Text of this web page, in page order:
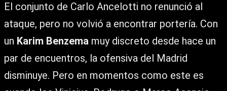
El conjunto de Carlo Ancelotti no renunció al
ataque, pero no volvió a encontrar portería. Con
un Karim Benzema muy discreto desde hace un
par de encuentros, la ofensiva del Madrid
disminuye. Pero en momentos como este es